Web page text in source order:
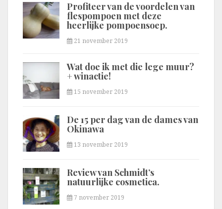
Profiteer van de voordelen van
flespompoen met deze
heerlijke pompoensoep.
21 november 2019
Wat doe ik met die lege muur?
+ winactie!
15 november 2019
De 15 per dag van de dames van
Okinawa
13 november 2019
Review van Schmidt’s
natuurlijke cosmetica.
7 november 2019